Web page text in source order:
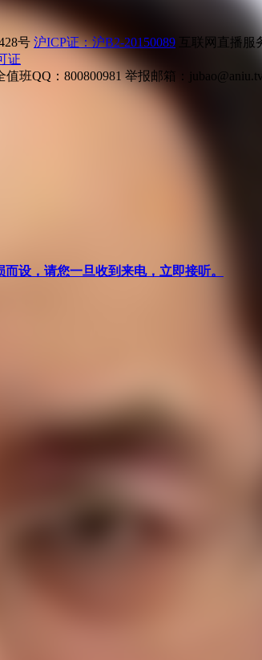
号 沪ICP证：沪B2-20150089
互联网直播服
证
值班QQ：800800981 举报邮箱：
设，请您一旦收到来电，立即接听。